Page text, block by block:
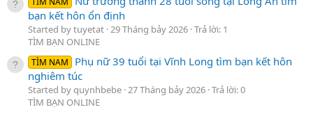
bạn kết hôn ổn định
Started by tuyetat 29 Tháng bảy 2026 Trả lời: 1
TÌM BẠN ONLINE
TÌM NAM
Phụ nữ 39 tuổi tại Vĩnh Long tìm bạn kết hôn
nghiêm túc
Started by quynhbebe 27 Tháng bảy 2026 Trả lời: 0
TÌM BẠN ONLINE